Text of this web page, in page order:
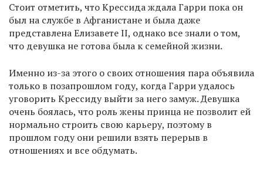
Стоит отметить, что Крессида ждала Гарри пока он
был на службе в Афганистане и была даже
представлена Елизавете II, однако все знали о том,
что девушка не готова была к семейной жизни.
Именно из-за этого о своих отношения пара объявила
только в позапрошлом году, когда Гарри удалось
уговорить Крессиду выйти за него замуж. Девушка
очень боялась, что роль жены принца не позволит ей
нормально строить свою карьеру, поэтому в
прошлом году они решили взять перерыв в
отношениях и все обдумать.